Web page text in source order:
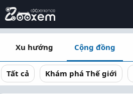
Xu hướng Cộng đồng
Tất cả Khám phá Thế giới